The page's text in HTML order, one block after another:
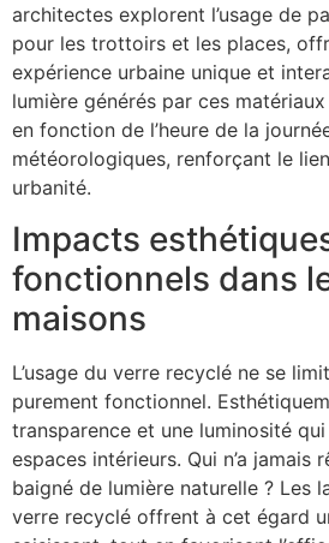
architectes explorent l’usage de
pour les trottoirs et les places,
expérience urbaine unique et
lumière générés par ces
en fonction de l’heure de la
météorologiques, renforçant le
urbanité.
Impacts
fonctionnels dans
maisons
L’usage du verre recyclé ne se
purement fonctionnel.
transparence et une luminosité
espaces intérieurs. Qui n’a jamais
baigné de lumière naturelle ? Les
verre recyclé offrent à cet égard